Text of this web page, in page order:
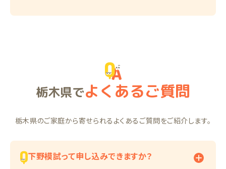
栃木県でよくあるご質問
栃木県のご家庭から寄せられるよくあるご質問をご紹介します。
下野模試って申し込みできますか？